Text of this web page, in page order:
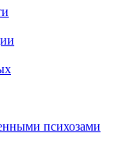
психозами